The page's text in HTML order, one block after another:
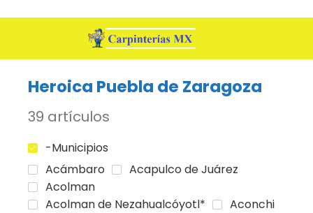
Heroica Puebla de Zaragoza
39 artículos
-Municipios
Acámbaro
Acapulco de Juárez
Acolman
Acolman de Nezahualcóyotl*
Aconchi